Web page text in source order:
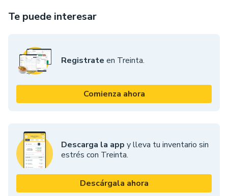
Te puede interesar
Registrate en Treinta.
Comienza ahora
Descarga la app y lleva tu inventario sin
estrés con Treinta.
Descárgala ahora